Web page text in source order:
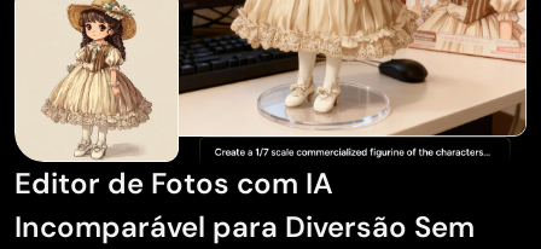
Editor de Fotos com IA
Incomparável para Diversão Sem